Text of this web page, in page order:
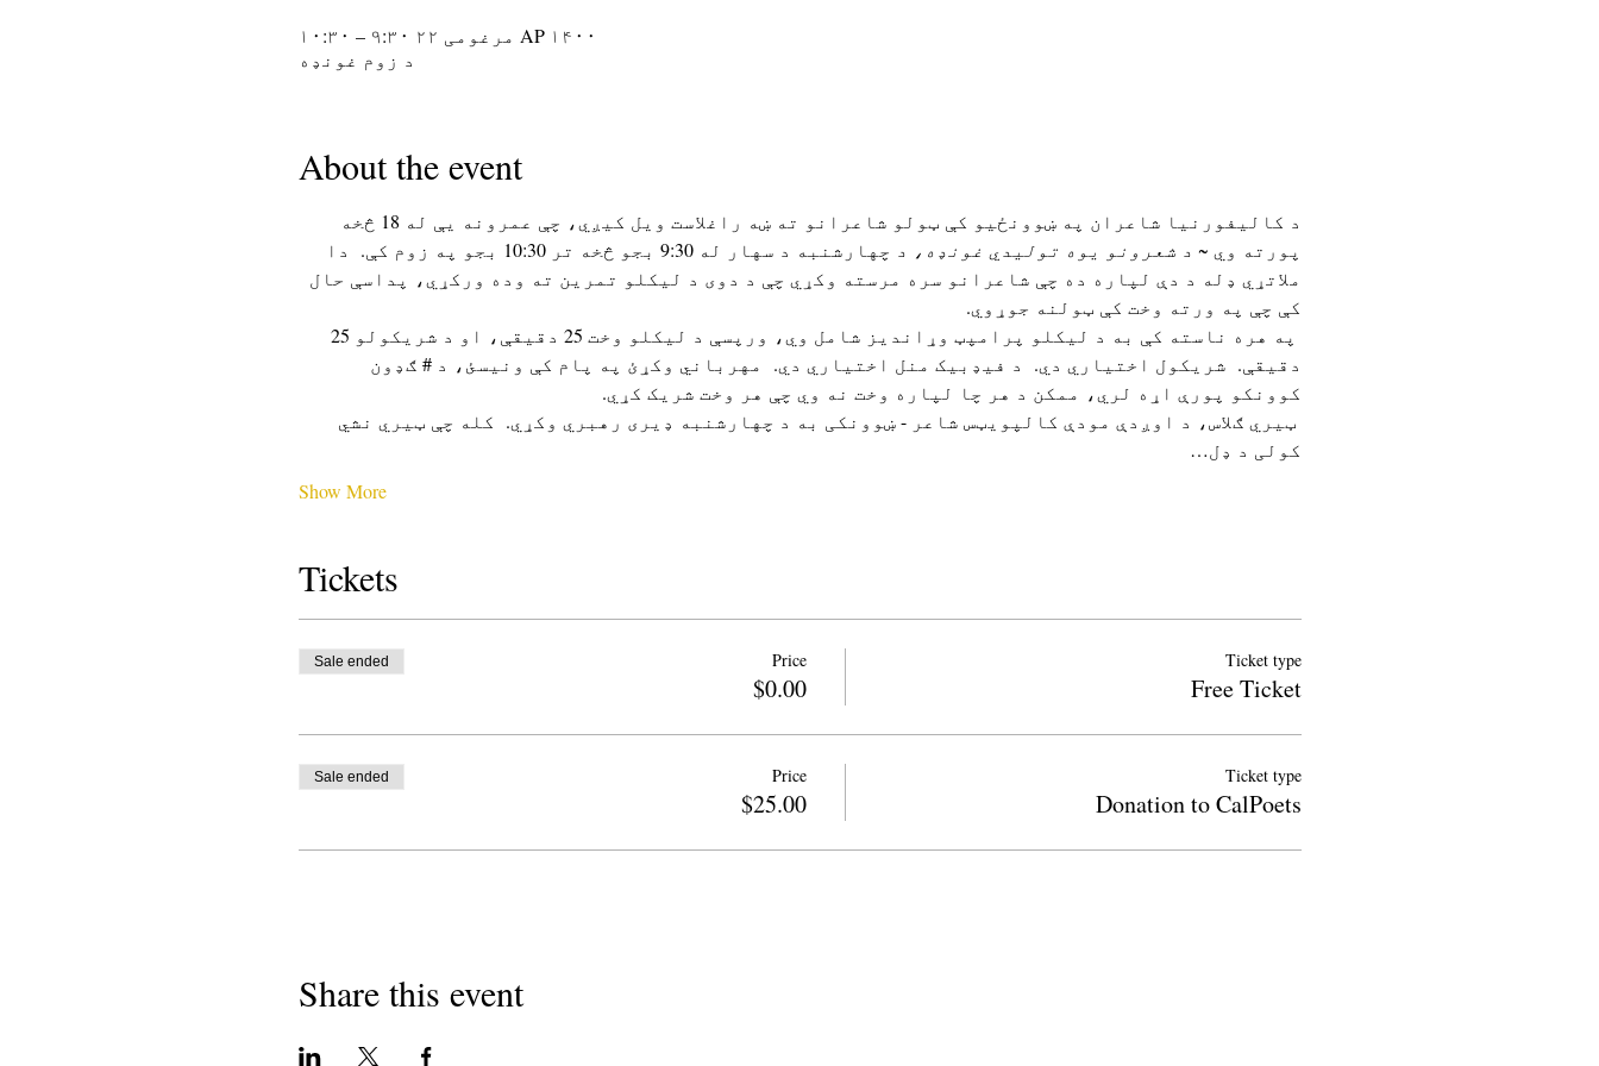
AP ۱۴۰۰ مرغومی ۲۲ ۹:۳۰ – ۱۰:۳۰
د زوم غونډه
About the event
د کالیفورنیا شاعران په ښوونځیو کې ټولو شاعرانو ته ښه راغلاست ویل کیږي، چې عمرونه یې له 18 څخه
پورته وي ~ د شعرونو یوه تولیدي غونډه، د
چهارشنبه د سهار له 9:30 بجو څخه تر 10:30 بجو په زوم کې.  دا
ملاتړي ډله د دې لپاره ده چې شاعرانو سره مرسته وکړي چې د دوی د لیکلو تمرین ته وده ورکړي، پداسې حال
کې چې په ورته وخت کې ټولنه جوړوي.
دقیقې.  شریکول اختیاري دي.  د فیډبیک منل اختیاري دي.  مهرباني وکړئ په پام کې ونیسئ، د # ګډون
کوونکو پورې اړه لري، ممکن د هر چا لپاره وخت نه وي چې هر وخت شریک کړي.
ټیري ګلاس، د اوږدې مودې کالپویټس شاعر - ښوونکی به د چهارشنبه ډیری رهبري وکړي.  کله چې ټیري نشي
کولی د ډل…
Show More
Tickets
Ticket type
Free Ticket
Price
$0.00
Sale ended
Ticket type
Donation to CalPoets
Price
$25.00
Sale ended
Share this event